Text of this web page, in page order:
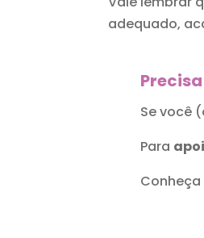
adequado,
Se você
Para